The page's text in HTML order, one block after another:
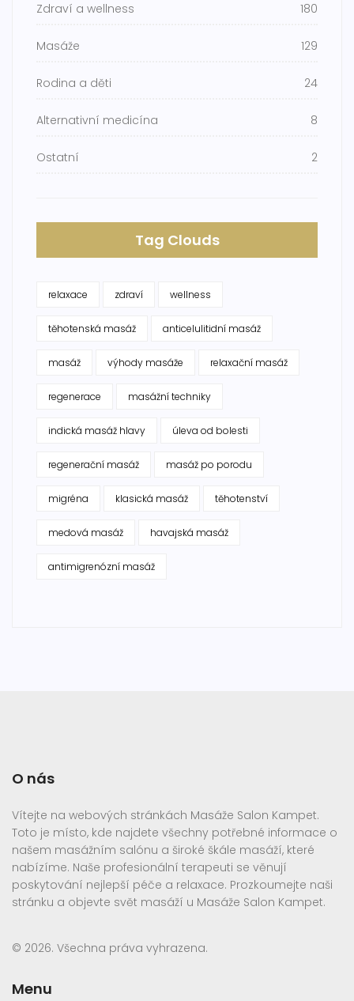
Zdraví a wellness 180
Masáže 129
Rodina a děti 24
Alternativní medicína 8
Ostatní 2
Tag Clouds
relaxace zdraví wellness
těhotenská masáž anticelulitidní masáž
masáž výhody masáže relaxační masáž
regenerace masážní techniky
indická masáž hlavy úleva od bolesti
regenerační masáž masáž po porodu
migréna klasická masáž těhotenství
medová masáž havajská masáž
antimigrenózní masáž
O nás
Vítejte na webových stránkách Masáže Salon Kampet.
Toto je místo, kde najdete všechny potřebné informace o
našem masážním salónu a široké škále masáží, které
nabízíme. Naše profesionální terapeuti se věnují
poskytování nejlepší péče a relaxace. Prozkoumejte naši
stránku a objevte svět masáží u Masáže Salon Kampet.
© 2026. Všechna práva vyhrazena.
Menu